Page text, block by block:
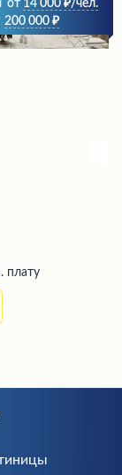
от 14 000
/чел.
200 000
плату